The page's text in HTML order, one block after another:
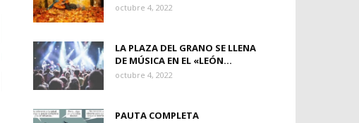
octubre 4, 2022
LA PLAZA DEL GRANO SE LLENA
DE MÚSICA EN EL «LEÓN...
octubre 4, 2022
PAUTA COMPLETA